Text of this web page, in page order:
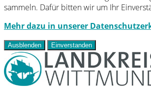
sammeln. Dafür bitten wir um Ihr
Mehr dazu in unserer
Ausblenden Einverstanden